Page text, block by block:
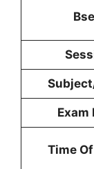
Exam
Time